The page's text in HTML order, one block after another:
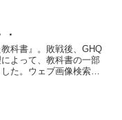
教科書』。敗戦後、GHQ
よって、教科書の一部
た。ウェブ画像検索し